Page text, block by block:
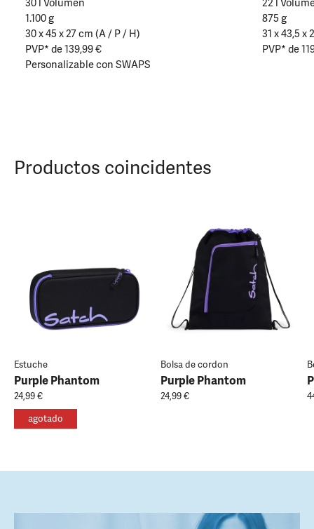
30 l Volumen
1.100 g
30 x 45 x 27 cm (A / P / H)
PVP* de 139,99 €
Personalizable con SWAPS
22 l
875 g
31 x 43,5 x
PVP* de
Productos coincidentes
Estuche
Purple Phantom
24,99 €
agotado
Bolsa de cordon
Purple Phantom
24,99 €